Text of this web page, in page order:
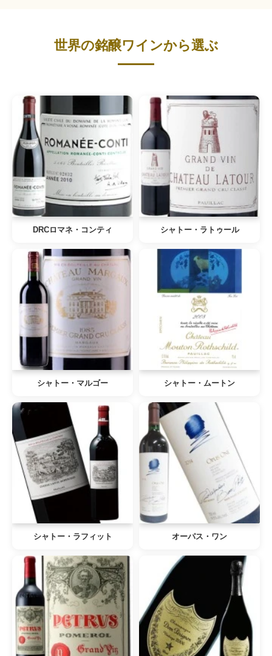
世界の銘醸ワインから選ぶ
DRCロマネ・コンティ シャトー・ラトゥール
シャトー・マルゴー シャトー・ムートン
シャトー・ラフィット オーパス・ワン